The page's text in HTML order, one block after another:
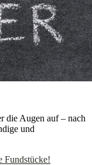
die Augen auf – nach
und
Fundstücke!